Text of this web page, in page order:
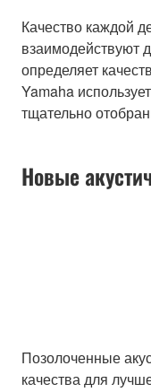
Качество каждой
взаимодействуют
определяет
Yamaha
тщательно
Новые
Позолоченные
качества для